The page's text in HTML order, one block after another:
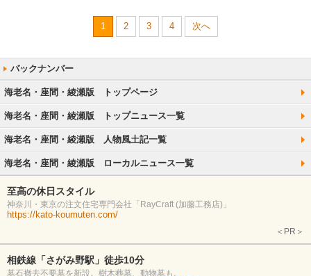
1 2 3 4 次へ
海老名・座間・綾瀬版 トップページ
海老名・座間・綾瀬版 トップニュース一覧
海老名・座間・綾瀬版 人物風土記一覧
海老名・座間・綾瀬版 ローカルニュース一覧
至高の休日スタイル
神奈川・東京の注文住宅専門会社「RayCraft (加藤工務店)」
https://kato-koumuten.com/
＜PR＞
相鉄線「さがみ野駅」徒歩10分
墓石撤去不要墓を新設。樹木葬墓、動物墓も。